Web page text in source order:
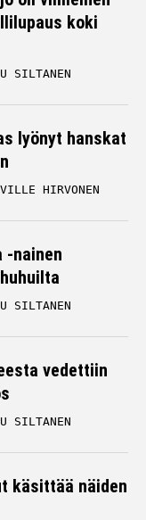
koki
SILTANEN
lyönyt hanskat
VILLE HIRVONEN
-nainen
SILTANEN
vedettiin
SILTANEN
käsittää näiden